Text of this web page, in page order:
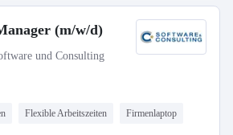
(m/w/d)
und Consulting
Flexible Arbeitszeiten Firmenlaptop